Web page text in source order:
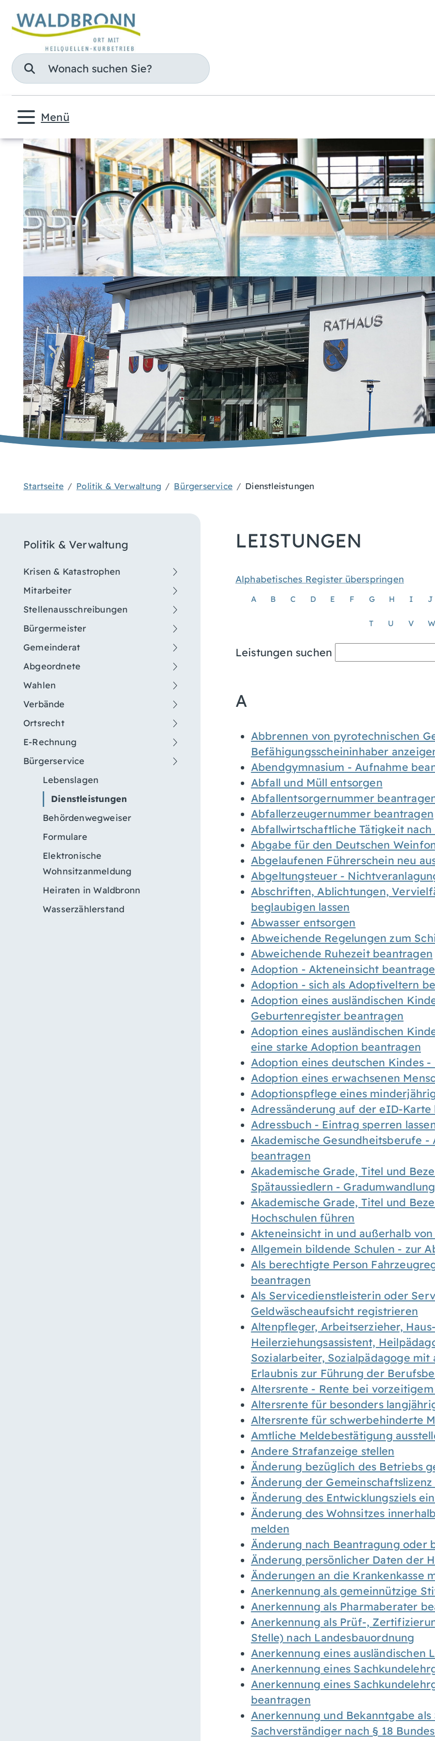
Suche
Menü
Startseite Politik & Verwaltung Bürgerservice Dienstleistungen
Politik & Verwaltung
Krisen & Katastrophen
Mitarbeiter
Stellenausschreibungen
Bürgermeister
Gemeinderat
Abgeordnete
Wahlen
Verbände
Ortsrecht
E-Rechnung
Bürgerservice
Lebenslagen
Dienstleistungen
Behördenwegweiser
Formulare
Elektronische
Wohnsitzanmeldung
Heiraten in Waldbronn
Wasserzählerstand
LEISTUNGEN
Alphabetisches Register überspringen
A B C D E F G H I J
T U V W
Leistungen suchen
A
Abbrennen von pyrotechnischen
Befähigungsscheininhaber
Abendgymnasium - Aufnahme
Abfall und Müll entsorgen
Abfallentsorgernummer
Abfallerzeugernummer beantragen
Abfallwirtschaftliche Tätigkeit
Abgabe für den Deutschen
Abgelaufenen Führerschein neu
Abgeltungsteuer -
Abschriften, Ablichtungen,
beglaubigen lassen
Abwasser entsorgen
Abweichende Regelungen zum
Abweichende Ruhezeit beantragen
Adoption - Akteneinsicht
Adoption - sich als Adoptiveltern
Adoption eines ausländischen
Geburtenregister beantragen
Adoption eines ausländischen
eine starke Adoption beantragen
Adoption eines deutschen Kindes
Adoption eines erwachsenen
Adoptionspflege eines
Adressänderung auf der eID-Karte
Adressbuch - Eintrag sperren
Akademische Gesundheitsberufe
beantragen
Akademische Grade, Titel und
Spätaussiedlern -
Akademische Grade, Titel und
Hochschulen führen
Akteneinsicht in und außerhalb
Allgemein bildende Schulen - zur
Als berechtigte Person
beantragen
Als Servicedienstleisterin oder
Geldwäscheaufsicht registrieren
Altenpfleger, Arbeitserzieher,
Heilerziehungsassistent,
Sozialarbeiter, Sozialpädagoge
Erlaubnis zur Führung der
Altersrente - Rente bei
Altersrente für besonders
Altersrente für schwerbehinderte
Amtliche Meldebestätigung
Andere Strafanzeige stellen
Änderung bezüglich des Betriebs
Änderung der
Änderung des Entwicklungsziels
Änderung des Wohnsitzes
melden
Änderung nach Beantragung oder
Änderung persönlicher Daten der
Änderungen an die Krankenkasse
Anerkennung als gemeinnützige
Anerkennung als Pharmaberater
Anerkennung als Prüf-,
Stelle) nach Landesbauordnung
Anerkennung eines ausländischen
Anerkennung eines
Anerkennung eines
beantragen
Anerkennung und Bekanntgabe
Sachverständiger nach § 18